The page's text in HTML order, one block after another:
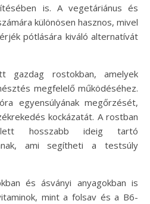
is. A vegetáriánus és
különösen hasznos, mivel
pótlására kiváló alternatívát
gazdag rostokban, amelyek
megfelelő működéséhez.
egyensúlyának megőrzését,
kockázatát. A rostban
hosszabb ideig tartó
ami segítheti a testsúly
és ásványi anyagokban is
mint a folsav és a B6-